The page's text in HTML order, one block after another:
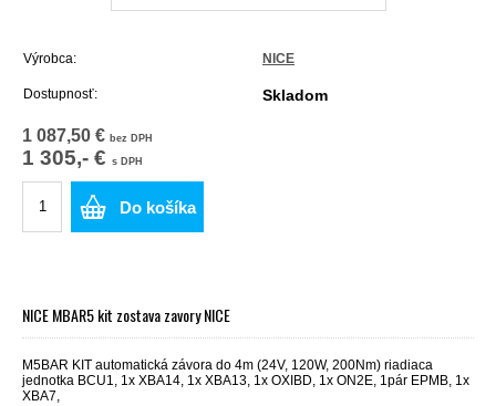
Výrobca: NICE
Dostupnosť: Skladom
1 087,50 € bez DPH
1 305,- € s DPH
Do košíka
NICE MBAR5 kit zostava zavory NICE
M5BAR KIT automatická závora do 4m (24V, 120W, 200Nm) riadiaca
jednotka BCU1, 1x XBA14, 1x XBA13, 1x OXIBD, 1x ON2E, 1pár EPMB, 1x
XBA7,